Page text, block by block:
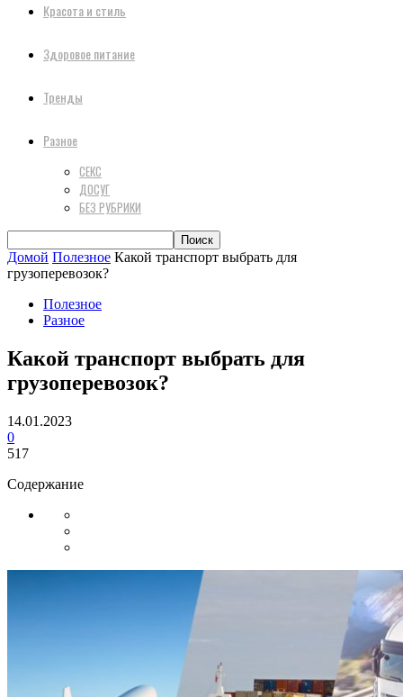
Красота и стиль
Здоровое питание
Тренды
Разное
СЕКС
ДОСУГ
БЕЗ РУБРИКИ
Домой Полезное Какой транспорт выбрать для
грузоперевозок?
Полезное
Разное
Какой транспорт выбрать для
грузоперевозок?
14.01.2023
0
517
Содержание